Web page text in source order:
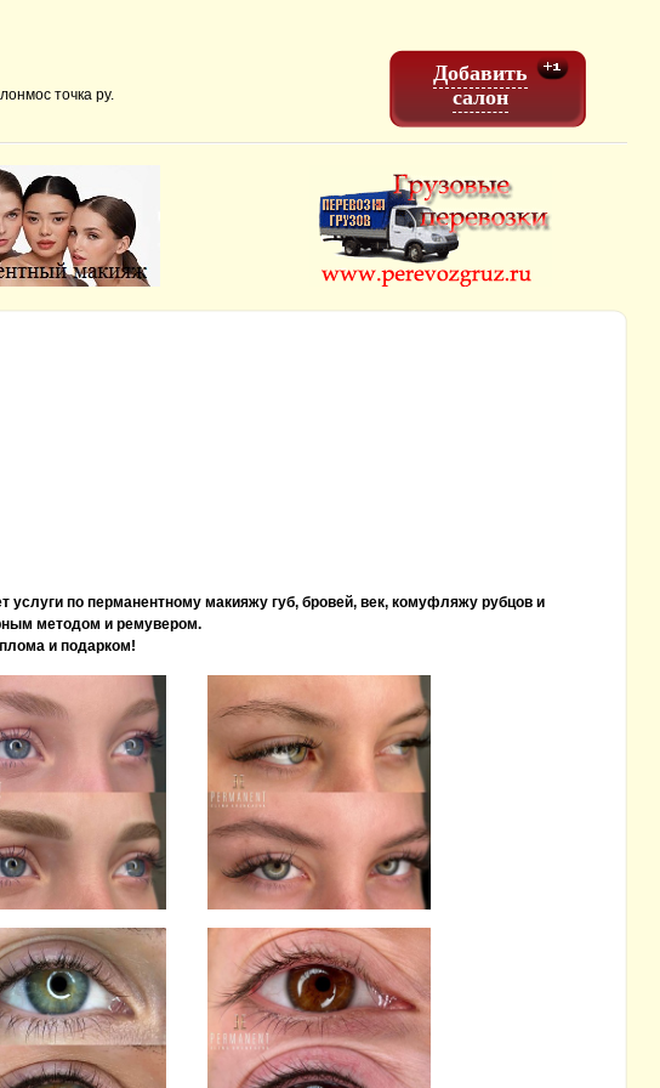
Добавить
салон
точка ру.
по перманентному макияжу губ, бровей, век, комуфляжу рубцов и
методом и ремувером.
и подарком!